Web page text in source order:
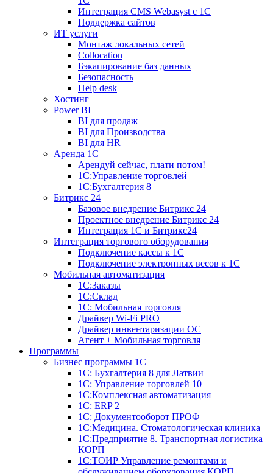
Интеграция CMS Webasyst с 1С
Поддержка сайтов
ИТ услуги
Монтаж локальных сетей
Collocation
Бэкапирование баз данных
Безопасность
Help desk
Хостинг
Power BI
BI для продаж
BI для Производства
BI для HR
Аренда 1C
Арендуй сейчас, плати потом!
1С:Управление торговлей
1С:Бухгалтерия 8
Битрикс 24
Базовое внедрение Битрикс 24
Проектное внедрение Битрикс 24
Интеграция 1С и Битрикс24
Интеграция торгового оборудования
Подключение кассы к 1С
Подключение электронных весов к 1С
Мобильная автоматизация
1С:Заказы
1С:Склад
1С: Мобильная торговля
Драйвер Wi-Fi PRO
Драйвер инвентаризации ОС
Агент + Мобильная торговля
Программы
Бизнес программы 1С
1С: Бухгалтерия 8 для Латвии
1С: Управление торговлей 10
1C:Комплексная автоматизация
1С: ERP 2
1С: Документооборот ПРОФ
1С:Медицина. Стоматологическая клиника
1С:Предприятие 8. Транспортная логистика
КОРП
1С:ТОИР Управление ремонтами и